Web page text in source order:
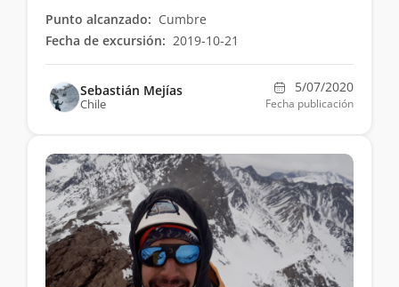
Punto alcanzado: Cumbre
Fecha de excursión: 2019-10-21
Sebastián Mejías
Chile
5/07/2020
Fecha publicación